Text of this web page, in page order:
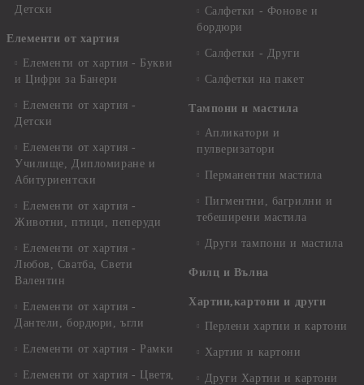
Детски
Елементи от хартия
Елементи от хартия - Букви
и Цифри за Банери
Елементи от хартия -
Детски
Елементи от хартия -
Училище, Дипломиране и
Абитуриентски
Елементи от хартия -
Животни, птици, пеперуди
Елементи от хартия -
Любов, Сватба, Свети
Валентин
Елементи от хартия -
Дантели, бордюри, ъгли
Елементи от хартия - Рамки
Елементи от хартия - Цветя,
Салфетки - Фонове и
бордюри
Салфетки - Други
Салфетки на пакет
Тампони и мастила
Апликатори и
пулверизатори
Перманентни мастила
Пигментни, багрилни и
тебеширени мастила
Други тампони и мастила
Филц и Вълна
Хартии,картони и други
Перлени хартии и картони
Хартии и картони
Други Хартии и картони